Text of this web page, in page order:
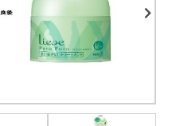
Next